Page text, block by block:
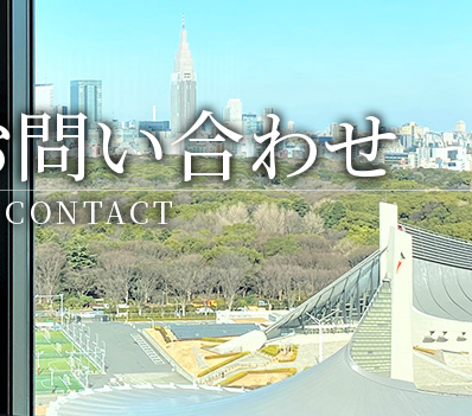
い合わせ
CONTACT